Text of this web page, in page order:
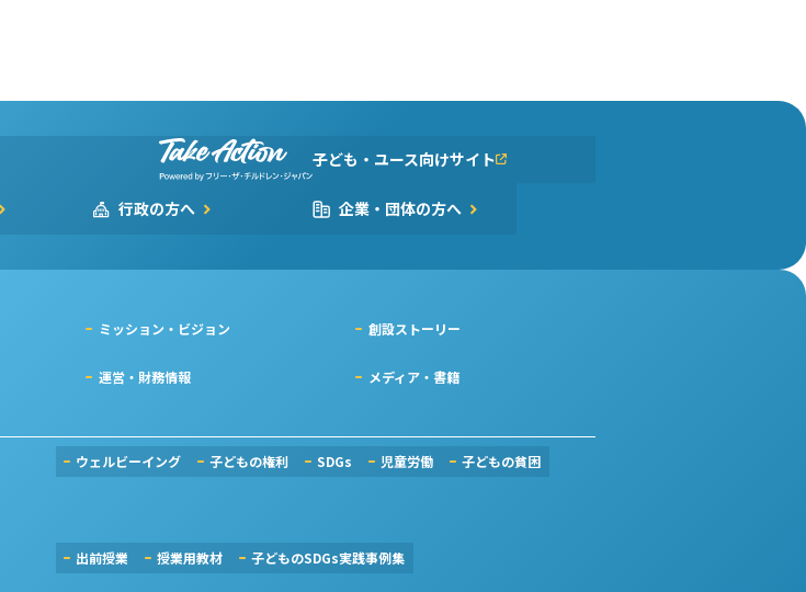
子ども・ユース向けサイト
行政の方へ 企業・団体の方へ
ミッション・ビジョン 創設ストーリー
運営・財務情報 メディア・書籍
ウェルビーイング 子どもの権利 SDGs 児童労働 子どもの貧困
出前授業 授業用教材 子どものSDGs実践事例集